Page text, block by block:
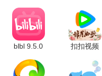
blbl 9.5.0
最新版
扣扣视频
最新版